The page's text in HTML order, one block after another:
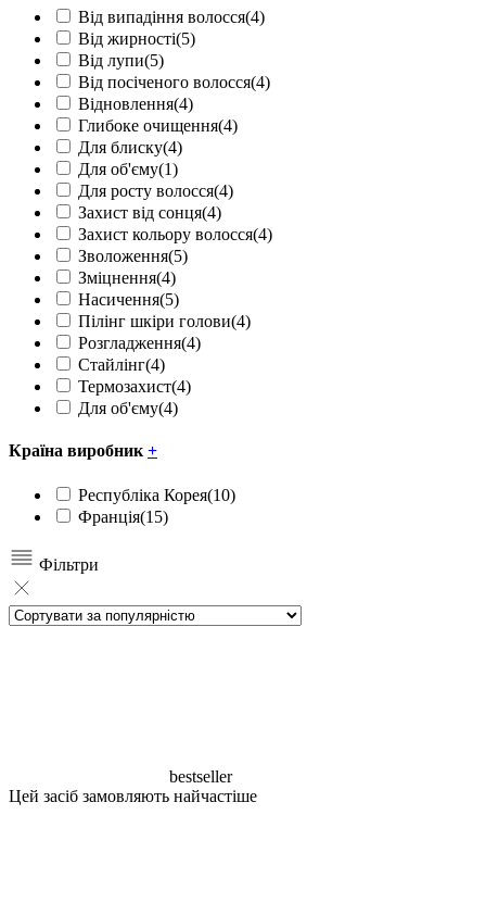
Від випадіння волосся(4)
Від жирності(5)
Від лупи(5)
Від посіченого волосся(4)
Відновлення(4)
Глибоке очищення(4)
Для блиску(4)
Для об'єму(1)
Для росту волосся(4)
Захист від сонця(4)
Захист кольору волосся(4)
Зволоження(5)
Зміцнення(4)
Насичення(5)
Пілінг шкіри голови(4)
Розгладження(4)
Стайлінг(4)
Термозахист(4)
Для об'єму(4)
Країна виробник +
Республіка Корея(10)
Франція(15)
Фільтри
bestseller
Цей засіб замовляють найчастіше